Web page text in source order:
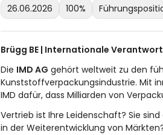
26.06.2026 100%
Brügg BE | Internationale
Die IMD AG gehört weltweit zu den
Kunststoffverpackungsindustrie. Mit
IMD dafür, dass Milliarden von
Vertrieb ist Ihre Leidenschaft? Sie
in der Weiterentwicklung von